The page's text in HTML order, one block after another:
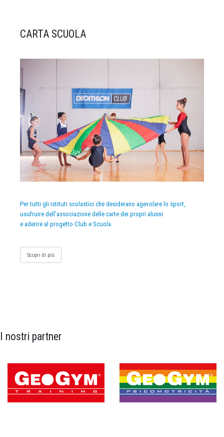
CARTA SCUOLA
Per tutti gli istituti scolastici che desiderano agevolare lo sport,
usufruire dell’associazione delle carte dei propri alunni
e aderire al progetto Club e Scuola
Scopri di più
I nostri partner